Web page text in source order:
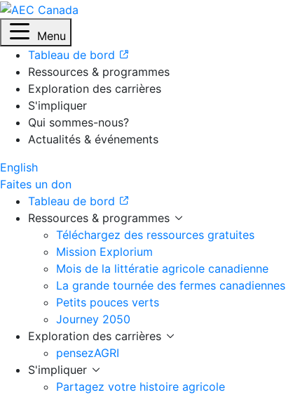
Menu
Tableau de bord
Ressources & programmes
Exploration des carrières
S'impliquer
Qui sommes-nous?
Actualités & événements
English
Faites un don
Tableau de bord
Ressources & programmes
Téléchargez des ressources gratuites
Mission Explorium
Mois de la littératie agricole canadienne
La grande tournée des fermes canadiennes
Petits pouces verts
Journey 2050
Exploration des carrières
pensezAGRI
S'impliquer
Partagez votre histoire agricole